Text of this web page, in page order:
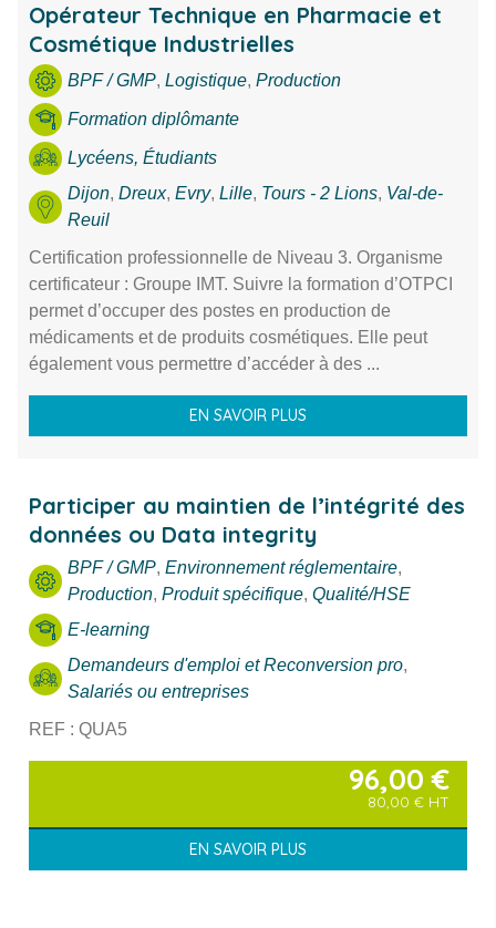
Opérateur Technique en Pharmacie et
Cosmétique Industrielles
BPF / GMP, Logistique, Production
Formation diplômante
Lycéens, Étudiants
Dijon, Dreux, Evry, Lille, Tours - 2 Lions, Val-de-
Reuil
Certification professionnelle de Niveau 3. Organisme
certificateur : Groupe IMT. Suivre la formation d’OTPCI
permet d’occuper des postes en production de
médicaments et de produits cosmétiques. Elle peut
également vous permettre d’accéder à des ...
EN SAVOIR PLUS
Participer au maintien de l’intégrité des
données ou Data integrity
BPF / GMP, Environnement réglementaire,
Production, Produit spécifique, Qualité/HSE
E-learning
Demandeurs d'emploi et Reconversion pro,
Salariés ou entreprises
REF : QUA5
96,00 €
80,00 € HT
EN SAVOIR PLUS